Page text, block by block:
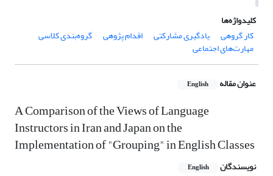
کلیدواژه‌ها
کار گروهی
یادگیری مشارکتی اقدام پژوهی گروه‌بندی کلاسی
مهارت‌های اجتماعی
عنوان مقاله English
A Comparison of the Views of Language
Instructors in Iran and Japan on the
Implementation of "Grouping" in English Classes
نویسندگان English